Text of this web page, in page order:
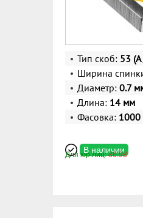
Тип скоб: 53
Ширина
Диаметр: 0.7
Длина: 14 мм
Фасовка: 1000
В наличии
Для юр.лиц:86.98